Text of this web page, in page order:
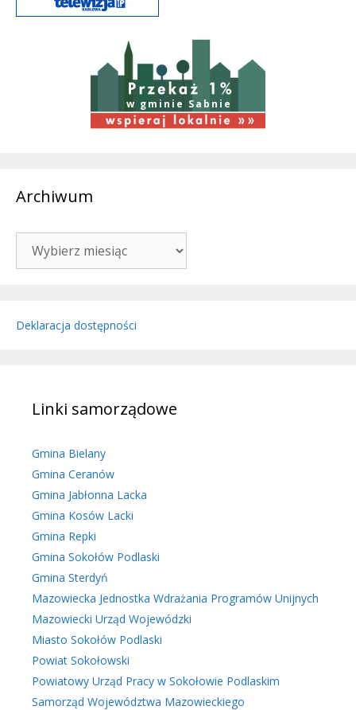
w gminie Sabnie
Archiwum
Deklaracja dostępności
Linki samorządowe
Gmina Bielany
Gmina Ceranów
Gmina Jabłonna Lacka
Gmina Kosów Lacki
Gmina Repki
Gmina Sokołów Podlaski
Gmina Sterdyń
Mazowiecka Jednostka Wdrażania Programów Unijnych
Mazowiecki Urząd Wojewódzki
Miasto Sokołów Podlaski
Powiat Sokołowski
Powiatowy Urząd Pracy w Sokołowie Podlaskim
Samorząd Województwa Mazowieckiego